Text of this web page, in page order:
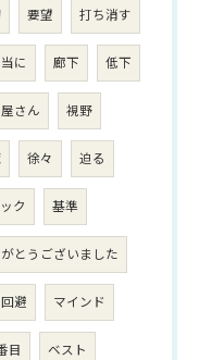
要望 打ち消す
に 廊下 低下
さん 視野
徐々 迫る
ク 基準
とうございました
回避 マインド
目 ベスト